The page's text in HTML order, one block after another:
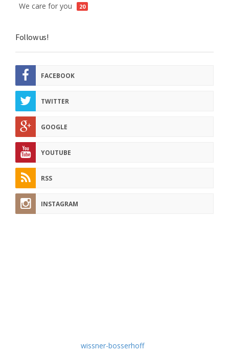
We care for you 20
Follow us!
FACEBOOK
TWITTER
GOOGLE
YOUTUBE
RSS
INSTAGRAM
wissner-bosserhoff